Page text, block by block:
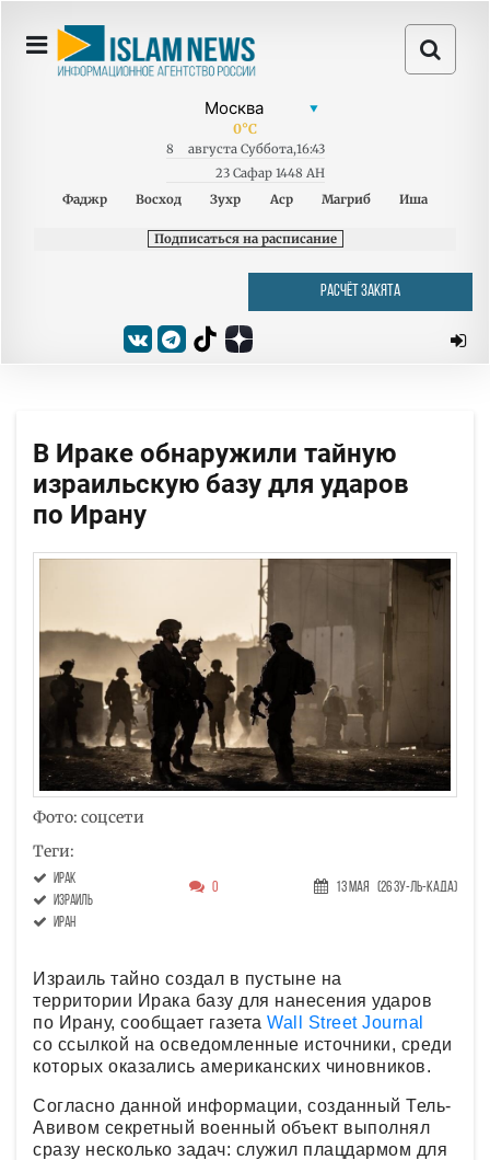
0°C
8 августа Суббота,16:43
23 Сафар 1448 AH
Фаджр
Восход Зухр Аср Магриб Иша
Подписаться на расписание
РАСЧЁТ ЗАКЯТА
В Ираке обнаружили тайную
израильскую базу для ударов
по Ирану
Фото: соцсети
Теги:
Ирак
Израиль
Иран
0 13 Мая (26 Зу-ль-када)
Израиль тайно создал в пустыне на
территории Ирака базу для нанесения ударов
по Ирану, сообщает газета Wall Street Journal
со ссылкой на осведомленные источники, среди
которых оказались американских чиновников.
Согласно данной информации, созданный Тель-
Авивом секретный военный объект выполнял
сразу несколько задач: служил плацдармом для